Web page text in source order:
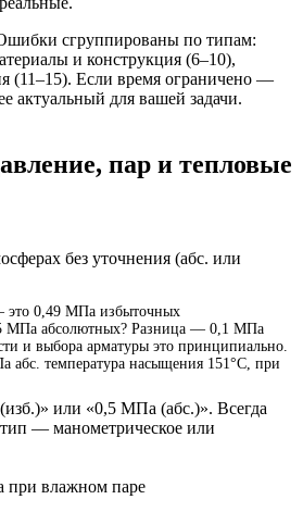
сгруппированы по типам:
и конструкция (6–10),
(11–15). Если время ограничено —
актуальный для вашей задачи.
пар и тепловые
без уточнения (абс. или
это 0,49 МПа избыточных
МПа абсолютных? Разница — 0,1 МПа
и выбора арматуры это принципиально.
абс. температура насыщения 151°C, при
или «0,5 МПа (абс.)». Всегда
— манометрическое или
при влажном паре